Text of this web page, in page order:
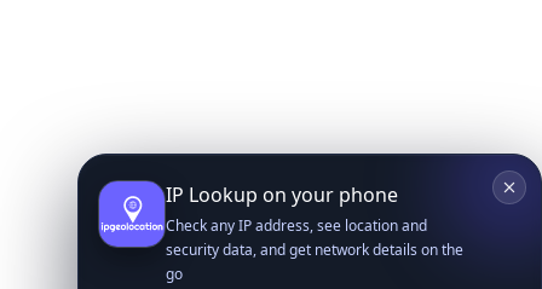
IP Lookup on your phone
Check any IP address, see location and
security data, and get network details on the
go